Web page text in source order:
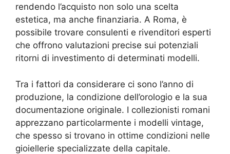
rendendo l’acquisto non solo una scelta
estetica, ma anche finanziaria. A Roma, è
possibile trovare consulenti e rivenditori esperti
che offrono valutazioni precise sui potenziali
ritorni di investimento di determinati modelli.
Tra i fattori da considerare ci sono l’anno di
produzione, la condizione dell’orologio e la sua
documentazione originale. I collezionisti romani
apprezzano particolarmente i modelli vintage,
che spesso si trovano in ottime condizioni nelle
gioiellerie specializzate della capitale.